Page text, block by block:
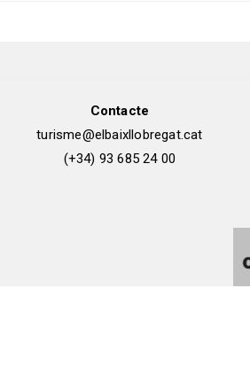
Contacte
turisme@elbaixllobregat.cat
(+34) 93 685 24 00